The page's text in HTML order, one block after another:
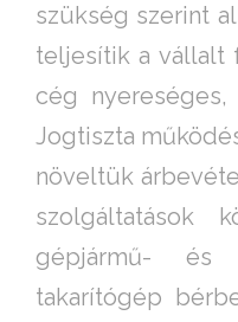
szükség szerint
teljesítik a vállalt
cég nyereséges,
Jogtiszta
növeltük
szolgáltatások
gépjármű- és
takarítógép